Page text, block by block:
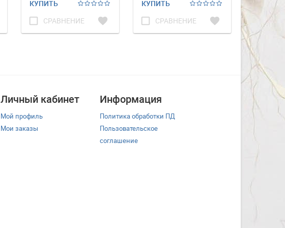
КУПИТЬ
check_box_outline_blank СРАВНЕНИЕ favorite
КУПИТЬ
check_box_outline_blank СРАВНЕНИЕ favorite
КУПИТЬ
Личный кабинет
Мой профиль
Мои заказы
Информация
Политика обработки ПД
Пользовательское
соглашение